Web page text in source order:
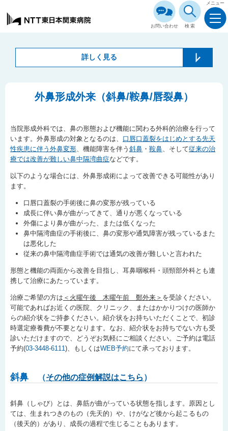
お問い合わせ 検索
メニュー
詳しく見る
外鼻形成外来（斜鼻/鞍鼻/唇裂鼻）
当院形成外科では、鼻の形態および機能に関わる外科的治療を行って
います。外鼻形成の対象となるのは、 口唇口蓋裂をはじめとする先天
性疾患に伴う外鼻変形 、機能障害を伴う 斜鼻 ・ 鞍鼻 、そして従来の治
療では改善が難しい鼻中隔湾曲症などです。
以下のような場合には、外鼻形成術によって改善できる可能性があり
ます。
口唇口蓋裂の手術後に鼻の変形が残っている
成長に伴い鼻が曲がってきて、通りが悪くなっている
外傷により鼻が曲がった、または低くなった
鼻中隔湾曲症の手術後に、鼻の変形や通気障害が残っているまた
は悪化した
従来の鼻中隔湾曲症手術では通気の改善が難しいと言われた
形態と機能の両面から改善を目指し、耳鼻咽喉科・頭頸部外科とも連
携して治療にあたっています。
治療ご希望の方は ＜火曜午後 木曜午前 鄭外来＞ を受診ください。
可能であればお近くの医院、クリニック、またはかかりつけの医師か
らの紹介状をご持参ください。紹介状をお持ちいただくことで、初診
時選定療養費が不要となります。なお、紹介状をお持ちでない方も受
診いただけますので、どうぞお気軽にご相談ください。ご予約は電話
予約(03-3448-6111 )、もしくはWEB予約にて承っております。
斜鼻 （その他の症例解説はこちら ）
斜鼻（しゃび）とは、鼻筋が曲がっている状態を指します。原因とし
ては、生まれつきのもの（先天的）や、けがなど後から起こるもの
（後天的）があり、成長の過程で生じることもあります。